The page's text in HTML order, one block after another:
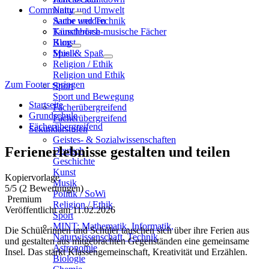
Natur und Umwelt
Sache und Technik
Künstlerisch-musische Fächer
Kunst
Musik
Religion / Ethik
Religion und Ethik
Sport
Sport und Bewegung
Fächerübergreifend
Fächerübergreifend
Sekundarstufen
Geistes- & Sozialwissenschaften
Deutsch
Geschichte
Kunst
Musik
Politik / SoWi
Religion / Ethik
Sport
MINT: Mathematik, Informatik,
Naturwissenschaft, Technik
Astronomie
Biologie
Community
Autor werden
Tauschbörse
Blog
Spiel & Spaß
Zum Footer springen
Startseite
Grundschule
Fächerübergreifend
Ferienerlebnisse gestalten und teilen
Kopiervorlage
5/5 (2 Bewertungen)
Premium
Veröffentlicht am 11.02.2026
Die Schülerinnen und Schüler tauschen sich über ihre Ferien aus
und gestalten aus mitgebrachten Gegenständen eine gemeinsame
Insel. Das stärkt Klassengemeinschaft, Kreativität und Erzählen.